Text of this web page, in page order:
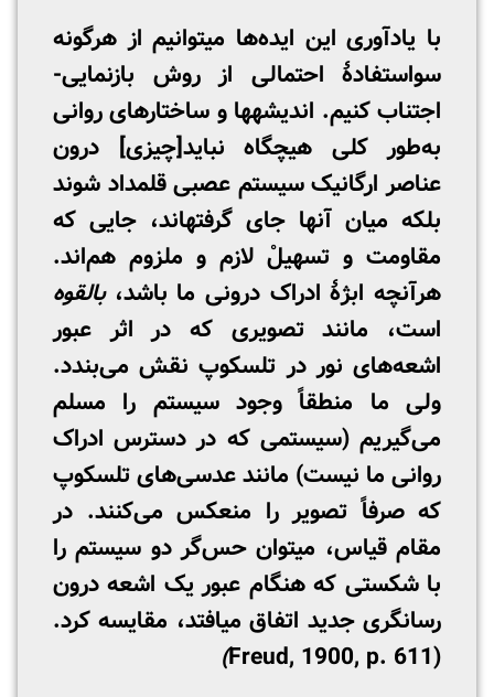
با یادآوری این ایده‌ها می­توانیم از هرگونه
سواستفادۀ احتمالی از روش بازنمایی­
اجتناب کنیم. اندیشه­ها و ساختارهای روانی
به‌طور کلی هیچ­گاه نباید[چیزی] درون
عناصر ارگانیک سیستم عصبی قلمداد شوند
بلکه میان آنها جای گرفته­اند، جایی که
مقاومت و تسهیلْ لازم و ملزوم هم‌اند.
هرآنچه ابژۀ ادراک درونی ما باشد،بالقوه
است، مانند تصویری که در اثر عبور
اشعه‌های نور در تلسکوپ نقش می‌بندد.
ولی ما منطقاً وجود سیستم را مسلم
می‌گیریم (سیستمی که در دسترس ادراک
روانی ما نیست) مانند عدسی‌های تلسکوپ
که صرفاً تصویر را منعکس می‌کنند. در
مقام قیاس، می­توان حس‌گر دو سیستم را
با شکستی که هنگام عبور یک اشعه درون
رسانگری جدید اتفاق می­افتد، مقایسه کرد.
(Freud, 1900, p. 611
)